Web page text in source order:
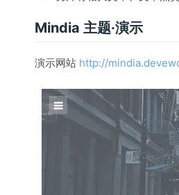
Mindia 主题·演示
演示网站 http://